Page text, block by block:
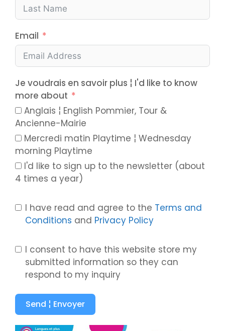
Email
Je voudrais en savoir plus ¦ I'd like to know
more about
Anglais ¦ English Pommier, Tour &
Ancienne-Mairie
Mercredi matin Playtime ¦ Wednesday
morning Playtime
I'd like to sign up to the newsletter (about
4 times a year)
I have read and agree to the Terms and
Conditions and Privacy Policy
I consent to have this website store my
submitted information so they can
respond to my inquiry
Send ¦ Envoyer